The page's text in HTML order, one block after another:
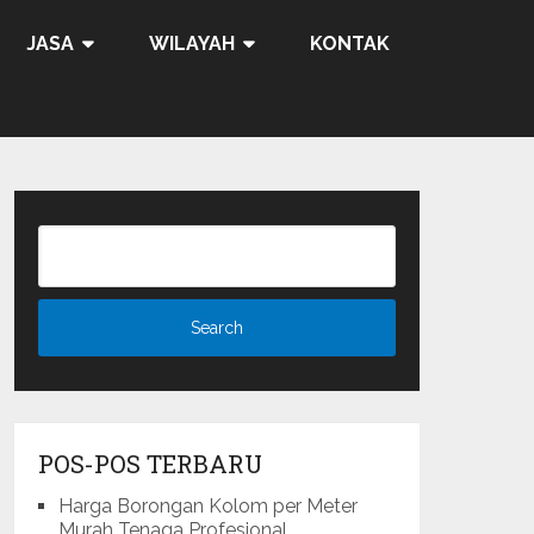
JASA WILAYAH KONTAK
POS-POS TERBARU
Harga Borongan Kolom per Meter